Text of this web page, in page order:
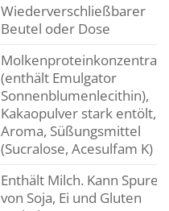
Wiederverschließbarer
Beutel oder Dose
Molkenproteinkonzentrat
(enthält Emulgator
Sonnenblumenlecithin),
Kakaopulver stark entölt,
Aroma, Süßungsmittel
(Sucralose, Acesulfam K)
Enthält Milch. Kann Spuren
von Soja, Ei und Gluten